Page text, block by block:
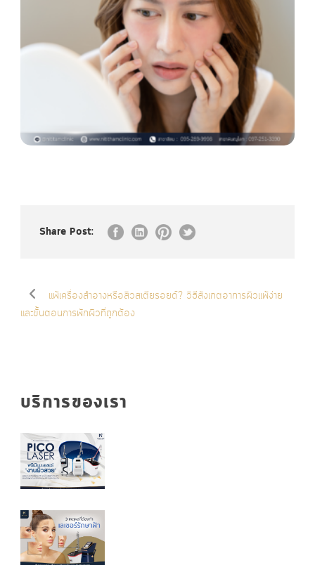
Share Post:
แพ้เครื่องสำอางหรือสิวสเตียรอยด์? วิธีสังเกตอาการผิวแพ้ง่าย
และขั้นตอนการพักผิวที่ถูกต้อง
บริการของเรา